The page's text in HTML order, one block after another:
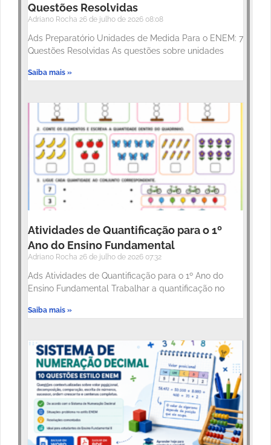
Questões Resolvidas
Adriano Rocha 26 de julho de 2026 08:08
Ads Preparatório Unidades de Medida Para o ENEM: 7
Questões Resolvidas As questões sobre unidades
Saiba mais »
Atividades de Quantificação para o 1º
Ano do Ensino Fundamental
Adriano Rocha 26 de julho de 2026 07:32
Ads Atividades de Quantificação para o 1º Ano do
Ensino Fundamental Trabalhar a quantificação no
Saiba mais »